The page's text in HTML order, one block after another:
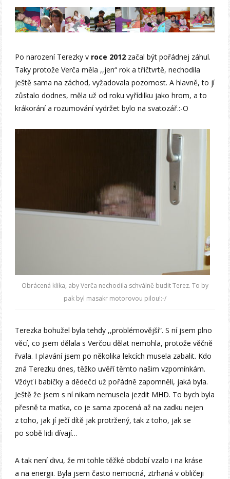
Po narození Terezky v roce 2012 začal být pořádnej záhul.
Taky protože Verča měla ,,jen“ rok a třičtvrtě, nechodila
ještě sama na záchod, vyžadovala pozornost. A hlavně, to jí
zůstalo dodnes, měla už od roku vyřídilku jako hrom, a to
krákorání a rozumování vydržet bylo na svatozář.:-O
Obrácená klika, aby Verča nechodila schválně budit Terez. To by
pak byl masakr motorovou pilou!:-/
Terezka bohužel byla tehdy ,,problémovější“. S ní jsem plno
věcí, co jsem dělala s Verčou dělat nemohla, protože věčně
řvala. I plavání jsem po několika lekcích musela zabalit. Kdo
zná Terezku dnes, těžko uvěří těmto našim vzpomínkám.
Vždyť i babičky a dědečci už pořádně zapomněli, jaká byla.
Ještě že jsem s ní nikam nemusela jezdit MHD. To bych byla
přesně ta matka, co je sama zpocená až na zadku nejen
z toho, jak jí ječí dítě jak protržený, tak z toho, jak se
po sobě lidi dívají…
A tak není divu, že mi tohle těžké období vzalo i na kráse
a na energii. Byla jsem často nemocná, ztrhaná v obličeji